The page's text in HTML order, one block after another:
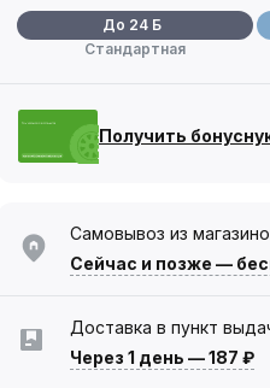
До 24 Б
Стандартная
Получить
Самовывоз из
Сейчас и позже —
Доставка в пункт
Через 1 день —187 ₽